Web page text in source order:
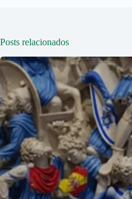
Posts relacionados